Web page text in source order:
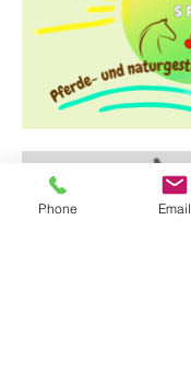
Phone Email